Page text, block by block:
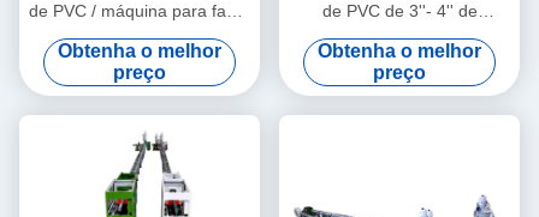
de PVC / máquina para fazer
perfil de PVC
Obtenha o melhor
preço
de PVC de 3''- 4'' de
qualidade estável com
extrusora de parafuso duplo
cônico HYZS65/132
Obtenha o melhor
preço